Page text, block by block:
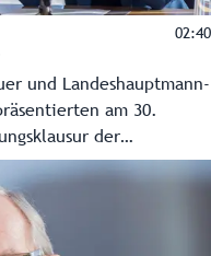
02:40
und Landeshauptmann-
am 30.
der